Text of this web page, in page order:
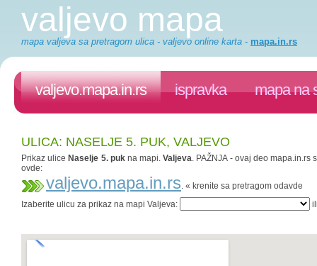
valjevo mapa
mapa valjeva sa pretragom ulica - valjevo online karta - mapa.in.rs
valjevo.mapa.in.rs ispravka mapa na
ULICA: NASELJE 5. PUK, VALJEVO
Prikaz ulice Naselje 5. pukna mapi.Valjeva. PAŽNJA - ovaj deo
ovde:
valjevo.mapa.in.rs. « krenite sa pretragom odavde
Izaberite ulicu za prikaz na mapi Valjeva: